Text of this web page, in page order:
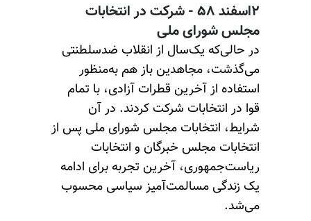
۲اسفند ۵۸ - شرکت در انتخابات
مجلس شورای ملی
در حالی‌که یک‌سال از انقلاب ضدسلطنتی
می‌گذشت، مجاهدین باز هم به‌منظور
استفاده از آخرین قطرات آزادی، با تمام
قوا در انتخابات شرکت کردند. در آن
شرایط، انتخابات مجلس شورای ملی پس از
انتخابات مجلس خبرگان و انتخابات
ریاست‌جمهوری، آخرین تجربه برای ادامه
یک زندگی مسالمت‌آمیز سیاسی محسوب
می‌شد.